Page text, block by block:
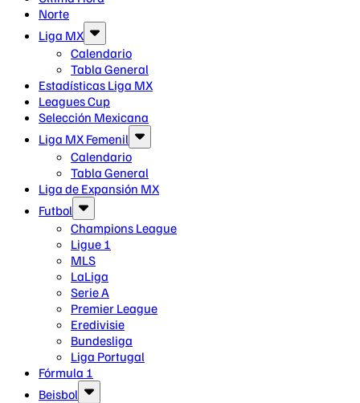
Norte
Liga MX
Calendario
Tabla General
Estadísticas Liga MX
Leagues Cup
Selección Mexicana
Liga MX Femenil
Calendario
Tabla General
Liga de Expansión MX
Futbol
Champions League
Ligue 1
MLS
LaLiga
Serie A
Premier League
Eredivisie
Bundesliga
Liga Portugal
Fórmula 1
Beisbol